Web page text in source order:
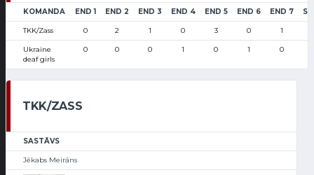
KOMANDA END 1 END 2 END 3 END 4 END 5 END 6 END 7
TKK/Zass 0 2 1 0 3 0 1
Ukraine
deaf girls
0 0 0 1 0 1 0
TKK/ZASS
SASTĀVS
Jēkabs Meirāns